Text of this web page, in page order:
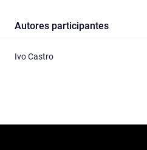
Autores participantes
Ivo Castro